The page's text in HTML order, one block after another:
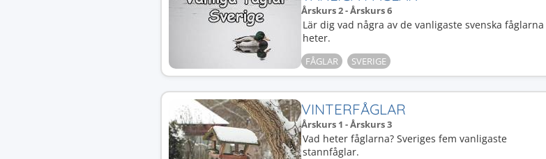
Årskurs 2 - Årskurs 6
Lär dig vad några av de vanligaste svenska fåglarna
heter.
FÅGLAR SVERIGE
VINTERFÅGLAR
Årskurs 1 - Årskurs 3
Vad heter fåglarna? Sveriges fem vanligaste
stannfåglar.